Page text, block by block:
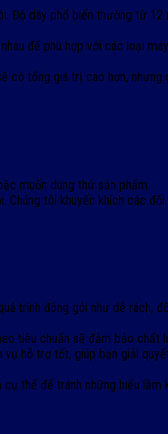
Độ dày phổ biến thường từ
để phù hợp với các loại
có tổng giá trị cao hơn,
muốn dùng thử sản phẩm.
Chúng tôi khuyến khích các
trình đóng gói như dễ rách,
tiêu chuẩn sẽ đảm bảo chất
hỗ trợ tốt, giúp bạn giải
thể để tránh những hiểu lầm